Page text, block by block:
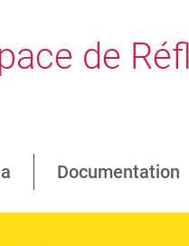
de
Documentation